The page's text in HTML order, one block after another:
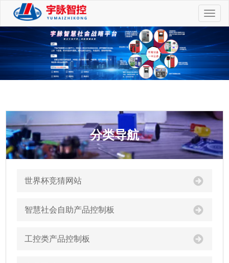
切
换
航
分类导航
世界杯竞猜网站
智慧社会自助产品控制板
工控类产品控制板